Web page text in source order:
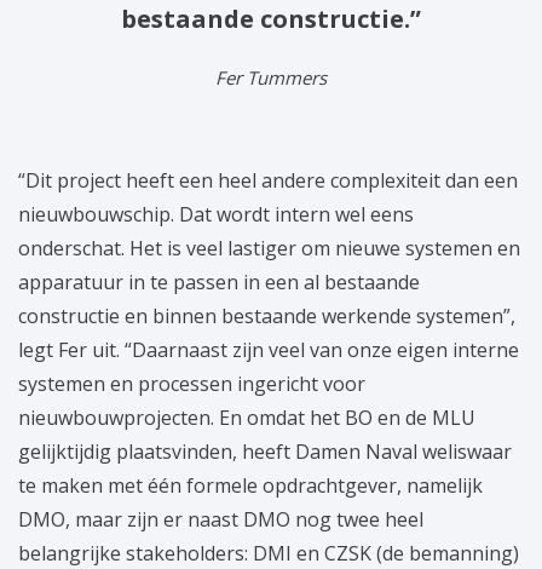
bestaande constructie.”
Fer Tummers
“Dit project heeft een heel andere complexiteit dan een
nieuwbouwschip. Dat wordt intern wel eens
onderschat. Het is veel lastiger om nieuwe systemen en
apparatuur in te passen in een al bestaande
constructie en binnen bestaande werkende systemen”,
legt Fer uit. “Daarnaast zijn veel van onze eigen interne
systemen en processen ingericht voor
nieuwbouwprojecten. En omdat het BO en de MLU
gelijktijdig plaatsvinden, heeft Damen Naval weliswaar
te maken met één formele opdrachtgever, namelijk
DMO, maar zijn er naast DMO nog twee heel
belangrijke stakeholders: DMI en CZSK (de bemanning)